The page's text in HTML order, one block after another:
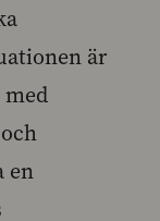
är
en